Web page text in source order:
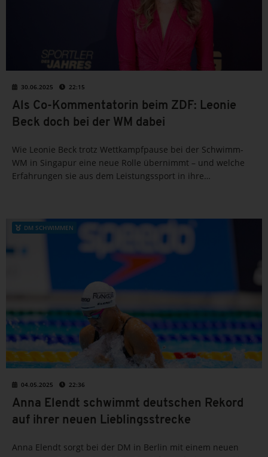
30.06.2025 22:15
Als Co-Kommentatorin beim ZDF: Leonie
Beck doch bei der WM dabei
Wie Leonie Beck trotz Wettkampfpause bei der Schwimm-
WM in Singapur eine neue Rolle übernimmt – und welche
Erfahrungen sie aus dem Leistungssport in ihre
DM SCHWIMMEN
04.05.2025 22:36
Anna Elendt schwimmt deutschen Rekord
auf ihrer neuen Lieblingsstrecke
Anna Elendt sorgt bei der DM in Berlin mit einem neuen